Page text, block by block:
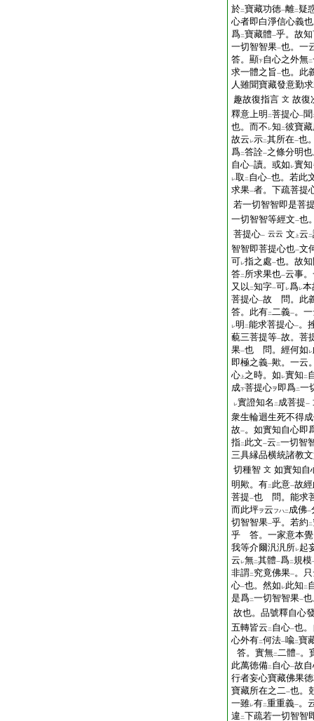
於二寶藏功徳一離二 疑
心者即白淨信心義也
爲二寶藏體一乎。故
一切智智果一也。一
答。顯下自心之外無二
求一體之旨一也。此
人雖聞寶藏發意勤
趣故復指言 文 故復
釋意上明 二菩提心一聞
也。而不 レ知 二彼寶
故云 レ示二其所在一也
爲二答詮一之條分明
自心一讀。或如 レ實知
レ取 二 自心一也。若此
求果一者。下疏菩提
若一切智智即是菩
一切智智等經文一也
菩提心一 云云 文 上云 二
智智即菩提心也一文
可レ指之處一也。故
答二 所求果也一云事
又以 二知字一可レ爲レ本
菩提心一故 問。此
答。此有二二義一。
レ明 二能求菩提心一。
藐三菩提等一故。菩
果一也 問。經何如 レ
即極之義一歟。一云
心 上 之時。如 レ實知 二
成下菩提心ヲ 即爲二一
レ實證知名 二 成菩提一
衆生輪迴生死不得
故一。如實知自心即
指二 此文一云 二一切智
三具縁品横統諸教
切種智 文 如實知自
明歟。有二 此意一故
菩提一也 問。能求
而此坪ヲ云 フハ二 成佛一
切智智果一乎。若約 二
乎 答。一家意本覺
我等介爾汎汎所レ起
云 レ無二其體一爲二規模
非謂二 究竟佛果一。
心一也。然如 レ此知 二
是爲二一切智智果一
故也。品號釋自心
五轉皆云 二 自心一也
心外有二何法一喩二寶
答。實無二二體一。
此萬徳備二 自心一故
行者妄心寶藏佛果
寶藏所在之二一也。
一雖レ有二重重義一。
違 二下疏若一切智智